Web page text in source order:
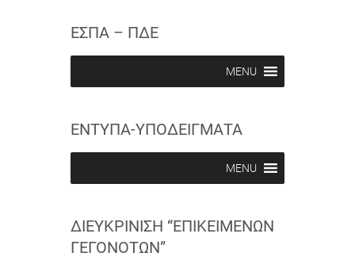
r
r
ΕΣΠΑ – ΠΔΕ
MENU
ΕΝΤΥΠΑ-ΥΠΟΔΕΙΓΜΑΤΑ
MENU
ΔΙΕΥΚΡΊΝΙΣΗ “ΕΠΙΚΕΊΜΕΝΩΝ
ΓΕΓΟΝΌΤΩΝ”